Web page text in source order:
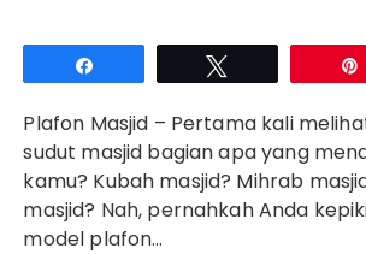
Plafon Masjid – Pertama kali
sudut masjid bagian apa yang
kamu? Kubah masjid? Mihrab
masjid? Nah, pernahkah Anda
model plafon…